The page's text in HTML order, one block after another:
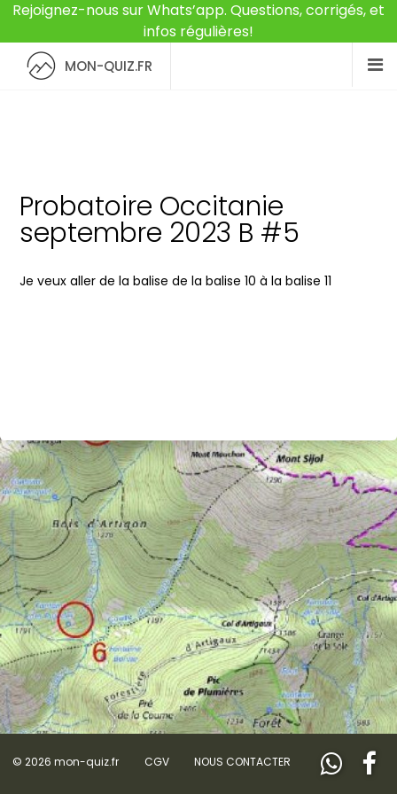
Rejoignez-nous sur Whats’app. Questions, corrigés, et
infos régulières!
MON-QUIZ.FR
Probatoire Occitanie
septembre 2023 B #5
Je veux aller de la balise de la balise 10 à la balise 11
© 2026 mon-quiz.fr CGV NOUS CONTACTER